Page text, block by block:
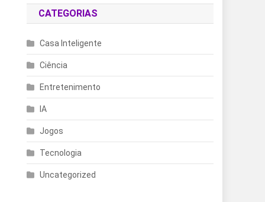
CATEGORIAS
Casa Inteligente
Ciência
Entretenimento
IA
Jogos
Tecnologia
Uncategorized